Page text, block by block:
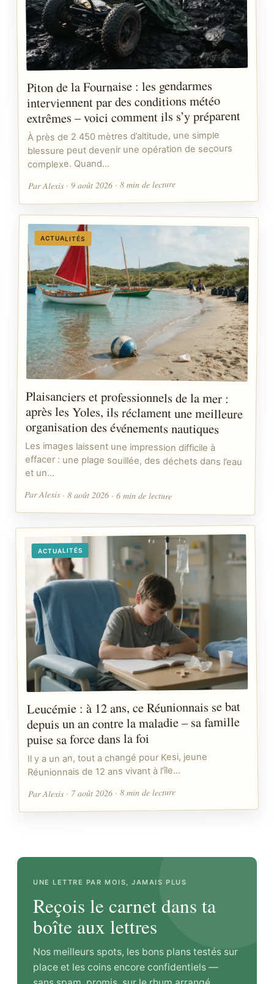
Piton de la Fournaise : les gendarmes
interviennent par des conditions météo
extrêmes – voici comment ils s’y préparent
À près de 2 450 mètres d’altitude, une simple
blessure peut devenir une opération de secours
complexe. Quand…
Par Alexis · 9 août 2026 · 8 min de lecture
ACTUALITÉS
Plaisanciers et professionnels de la mer :
après les Yoles, ils réclament une meilleure
organisation des événements nautiques
Les images laissent une impression difficile à
effacer : une plage souillée, des déchets dans l’eau
et un…
Par Alexis · 8 août 2026 · 6 min de lecture
ACTUALITÉS
Leucémie : à 12 ans, ce Réunionnais se bat
depuis un an contre la maladie – sa famille
puise sa force dans la foi
Il y a un an, tout a changé pour Kesi, jeune
Réunionnais de 12 ans vivant à l’île…
Par Alexis · 7 août 2026 · 8 min de lecture
UNE LETTRE PAR MOIS, JAMAIS PLUS
Reçois le carnet dans ta
boîte aux lettres
Nos meilleurs spots, les bons plans testés sur
place et les coins encore confidentiels —